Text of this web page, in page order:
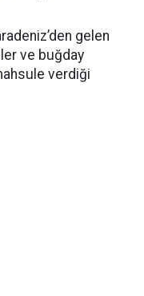
gelen
ve buğday
verdiği